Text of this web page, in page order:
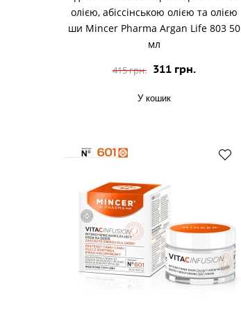
олією, абіссінською олією та олією
ши Mincer Pharma Argan Life 803 50
мл
415 грн. 311 грн.
У кошик